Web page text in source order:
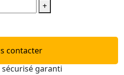
+
contacter
sécurisé garanti